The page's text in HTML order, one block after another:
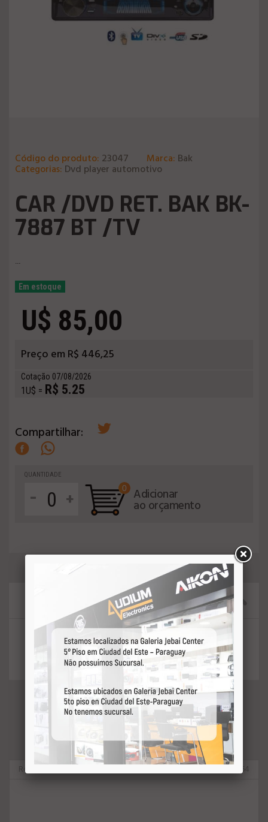
Código do produto: 23047 Marca: Bak
Categorias: Dvd player automotivo
CAR /DVD RET. BAK BK-
7887 BT /TV
...
Em estoque
U$ 85,00
Preço em R$ 446,25
Cotação 07/08/2026
1U$ = R$ 5.25
Compartilhar:
QUANTIDADE
- +
0 Adicionar
ao orçamento
DESCRIÇÄO DO PRODUTO
VEJA MAIS
Roadstar 3964